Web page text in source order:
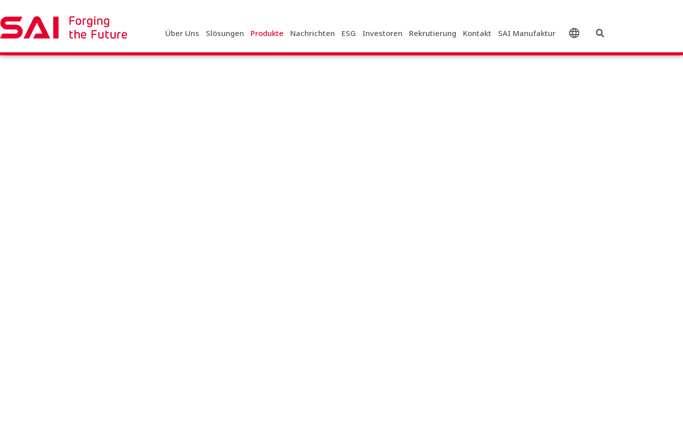
Über Uns Slösungen Produkte Nachrichten ESG Investoren Rekrutierung Kontakt SAI Manufaktur Deutsch